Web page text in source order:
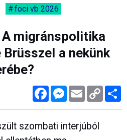
foci vb 2026
A migránspolitika
a nekünk
FacebookMessenger
Email Copy
Link
szombati interjúból